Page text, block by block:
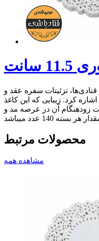
سانت
قنادی‌ها، تزئینات سفره عقد و
کرد. زیبایی که این کاغذ
زودهنگام آن در عرصه مد و
140 عدد میباشد
محصولات مرتبط
مشاهده همه